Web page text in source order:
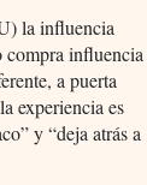
la influencia
compra influencia
a puerta
experiencia es
y “deja atrás a